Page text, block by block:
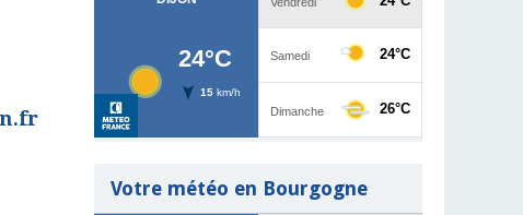
Votre météo en Bourgogne